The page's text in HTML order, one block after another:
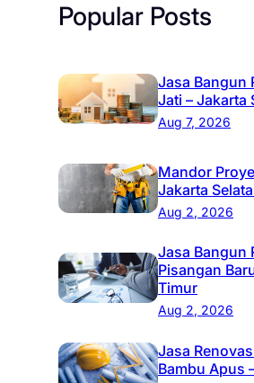
Popular Posts
Jasa Bangun
Jati – Jakarta
Aug 7, 2026
Mandor
Jakarta
Aug 2, 2026
Jasa Bangun
Pisangan
Timur
Aug 2, 2026
Jasa
Bambu Apus